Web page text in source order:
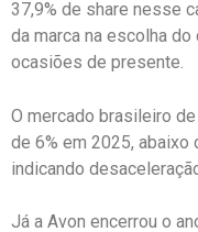
37,9% de share nesse
da marca na escolha
ocasiões de presente.
O mercado brasileiro
de 6% em 2025, abaixo
indicando
Já a Avon encerrou o